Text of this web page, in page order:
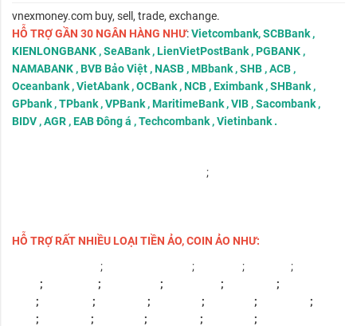
vnexmoney.com buy, sell, trade, exchange.
HỖ TRỢ GẦN 30 NGÂN HÀNG NHƯ:Vietcombank, SCBBank ,
KIENLONGBANK , SeABank , LienVietPostBank , PGBANK ,
NAMABANK , BVB Bảo Việt , NASB , MBbank , SHB , ACB ,
Oceanbank , VietAbank , OCBank , NCB , Eximbank , SHBank ,
GPbank , TPbank , VPBank , MaritimeBank , VIB , Sacombank ,
BIDV , AGR , EAB Đông á , Techcombank , Vietinbank .
;
HỖ TRỢ RẤT NHIỀU LOẠI TIỀN ẢO, COIN ẢO NHƯ:
; ; ; ;
; ; ; ; ;
; ; ; ; ; ;
; ; ; ; ;